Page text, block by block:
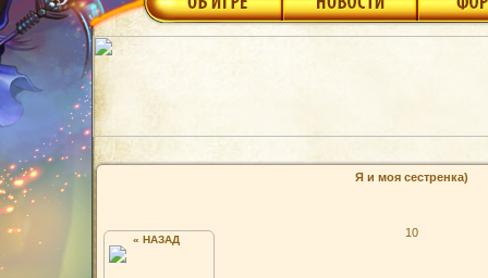
Я и моя сестренка)
10
« НАЗАД